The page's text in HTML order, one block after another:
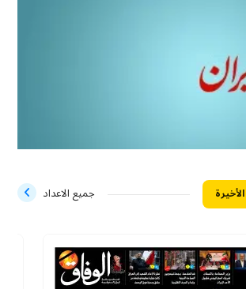
جميع الاعداد